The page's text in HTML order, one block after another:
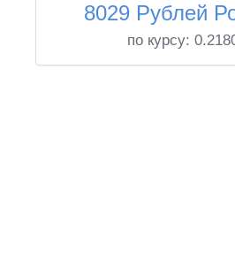
8029 Рублей
по курсу: